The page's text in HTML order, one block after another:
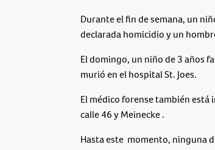
Durante el fin de semana, un
declarada homicidio y un
El domingo, un niño de 3 años
murió en el hospital St. Joes.
El médico forense también está
calle 46 y Meinecke .
Hasta este momento, ninguna